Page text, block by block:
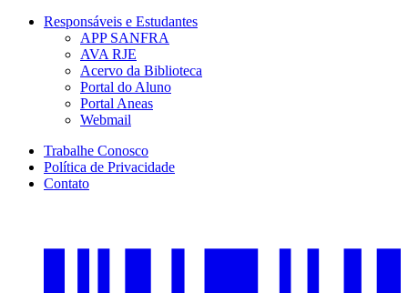
Responsáveis e Estudantes
APP SANFRA
AVA RJE
Acervo da Biblioteca
Portal do Aluno
Portal Aneas
Webmail
Trabalhe Conosco
Política de Privacidade
Contato